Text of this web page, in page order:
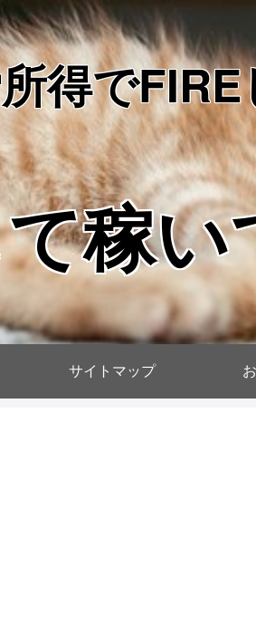
得で
稼
サイトマップ